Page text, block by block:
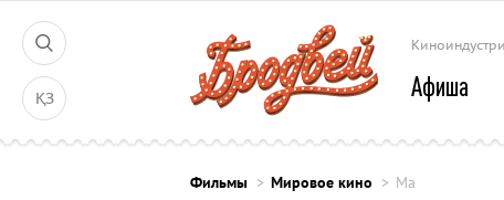
ҚЗ Афиша
Фильмы Мировое кино Ма